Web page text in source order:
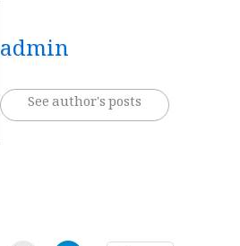
admin
See author's posts